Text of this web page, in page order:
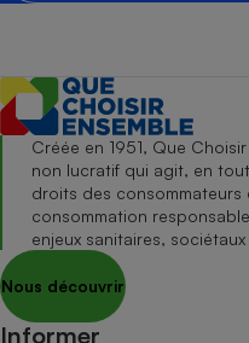
Créée en 1951, Que
non lucratif qui agit, en
droits des
consommation
enjeux sanitaires,
Nous découvrir
Informer